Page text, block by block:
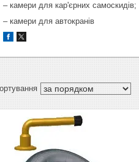
– камери для кар'єрних самоскидів;
– камери для автокранів